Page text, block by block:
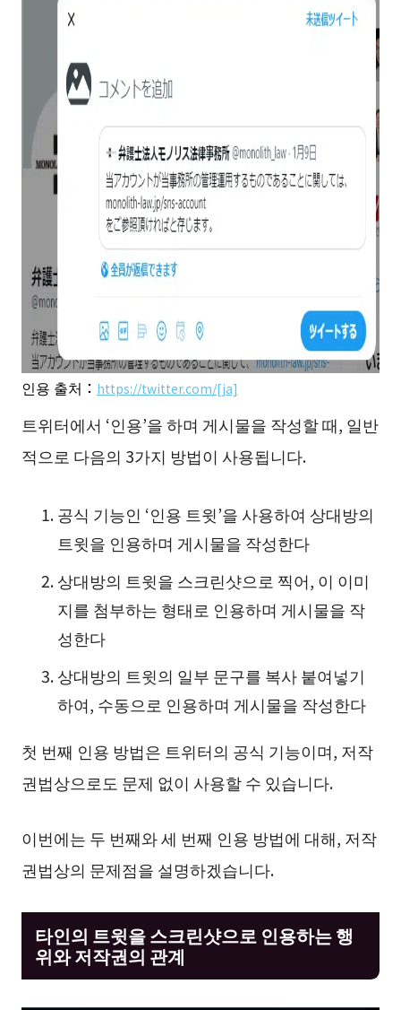
인용 출처： https://twitter.com/[ja]
트위터에서 ‘인용’을 하며 게시물을 작성할 때, 일반
적으로 다음의 3가지 방법이 사용됩니다.
공식 기능인 ‘인용 트윗’을 사용하여 상대방의
트윗을 인용하며 게시물을 작성한다
상대방의 트윗을 스크린샷으로 찍어, 이 이미
지를 첨부하는 형태로 인용하며 게시물을 작
성한다
상대방의 트윗의 일부 문구를 복사 붙여넣기
하여, 수동으로 인용하며 게시물을 작성한다
첫 번째 인용 방법은 트위터의 공식 기능이며, 저작
권법상으로도 문제 없이 사용할 수 있습니다.
이번에는 두 번째와 세 번째 인용 방법에 대해, 저작
권법상의 문제점을 설명하겠습니다.
타인의 트윗을 스크린샷으로 인용하는 행
위와 저작권의 관계